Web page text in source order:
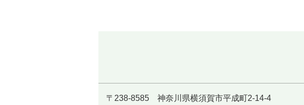
〒238-8585 神奈川県横須賀市平成町2-14-4